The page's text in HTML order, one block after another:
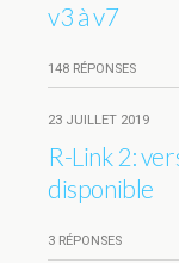
v3 à v7
148 RÉPONSES
23 JUILLET 2019
R-Link 2:
disponible
3 RÉPONSES